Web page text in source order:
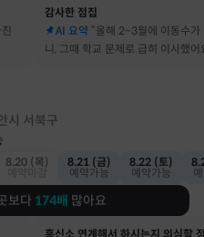
감사한 점집
AI 요약 “올해 2~3월에 이동수가
니, 그때 학교 문제로 급히 이사했어
시 서북구
8.20 (목)
8.21 (금)
예약가능
8.22 (토)
예약가능
보다 174배 많아요